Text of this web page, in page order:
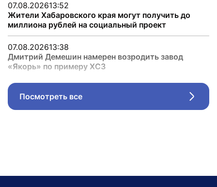
07.08.202613:52
Жители Хабаровского края могут получить до
миллиона рублей на социальный проект
07.08.202613:38
Дмитрий Демешин намерен возродить завод
«Якорь» по примеру ХСЗ
Посмотреть все